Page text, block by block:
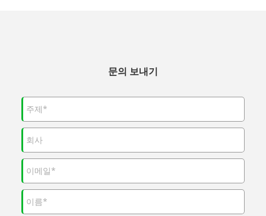
문의 보내기